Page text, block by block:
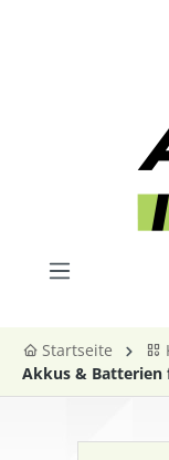
Startseite
Akkus & Batterien